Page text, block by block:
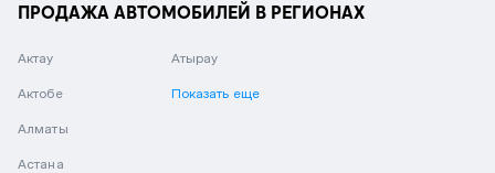
ПРОДАЖА АВТОМОБИЛЕЙ В РЕГИОНАХ
Актау
Актобе
Алматы
Астана
Атырау
Показать еще